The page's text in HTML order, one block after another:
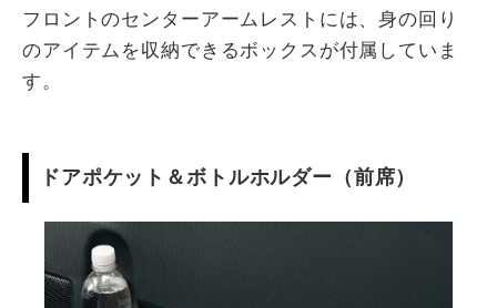
フロントのセンターアームレストには、身の回り
のアイテムを収納できるボックスが付属していま
す。
ドアポケット＆ボトルホルダー（前席）